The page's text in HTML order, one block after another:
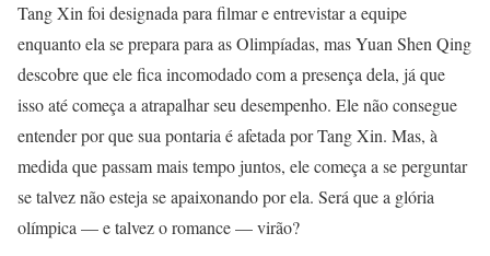
Tang Xin foi designada para filmar e entrevistar a equipe
enquanto ela se prepara para as Olimpíadas, mas Yuan Shen Qing
descobre que ele fica incomodado com a presença dela, já que
isso até começa a atrapalhar seu desempenho. Ele não consegue
entender por que sua pontaria é afetada por Tang Xin. Mas, à
medida que passam mais tempo juntos, ele começa a se perguntar
se talvez não esteja se apaixonando por ela. Será que a glória
olímpica — e talvez o romance — virão?